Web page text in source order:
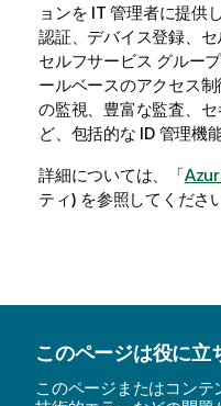
ョンを IT 管理者に提供
認証、デバイス登録、セ
セルフサービス グルー
ールベースのアクセス
の監視、豊富な監査、
ど、包括的な ID 管理機
詳細については、「
ティ) を参照してください
このページは役に立
このページまたはコンテ